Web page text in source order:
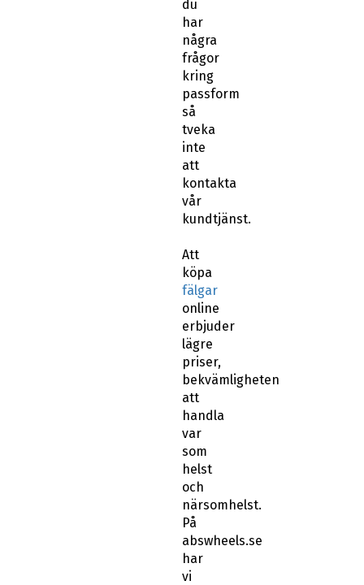
du
har
några
frågor
kring
passform
så
tveka
inte
att
kontakta
vår
kundtjänst.
Att
köpa
fälgar
online
erbjuder
lägre
priser,
bekvämligheten
att
handla
var
som
helst
och
närsomhelst.
På
abswheels.se
har
vi